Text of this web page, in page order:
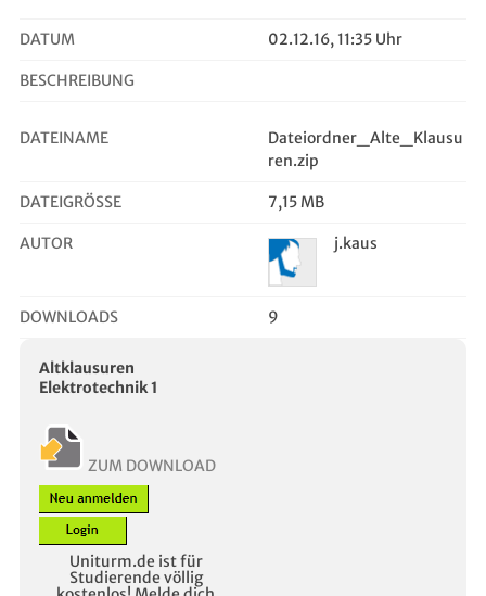
DATUM 02.12.16, 11:35 Uhr
BESCHREIBUNG
DATEINAME
Dateiordner_Alte_Klausu
ren.zip
DATEIGRÖSSE 7,15 MB
AUTOR j.kaus
DOWNLOADS 9
Altklausuren
Elektrotechnik 1
ZUM DOWNLOAD
Uniturm.de ist für
Studierende völlig